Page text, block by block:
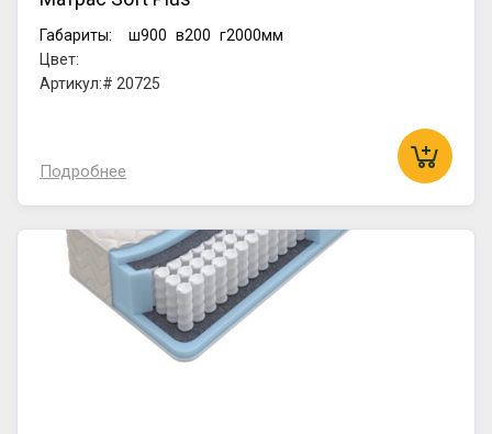
Габариты: ш900 в200 г2000мм
Цвет:
Артикул:# 20725
Подробнее